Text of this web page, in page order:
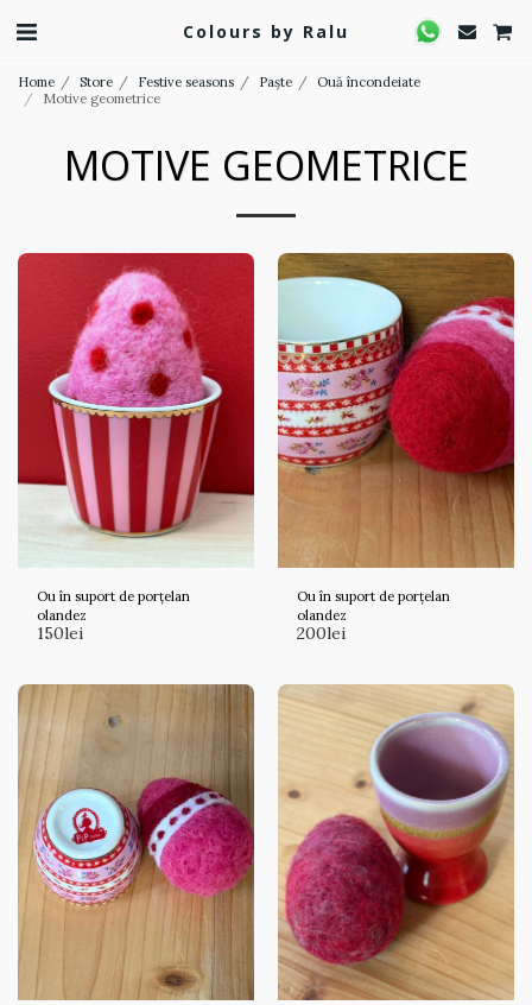
Colours by Ralu
Home Store Festive seasons Paște
Ouă încondeiate
Motive geometrice
MOTIVE GEOMETRICE
Ou în suport de porțelan
olandez
150lei
Ou în suport de porțelan
olandez
200lei